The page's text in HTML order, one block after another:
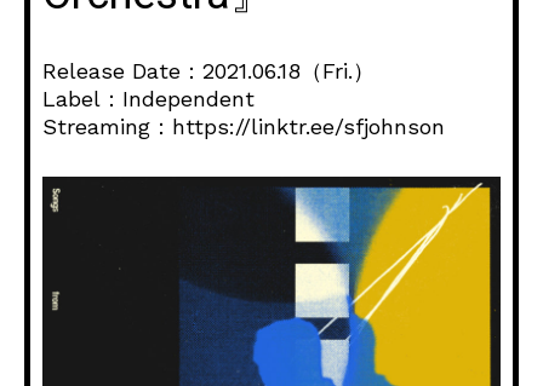
Release Date：2021.06.18（Fri.）
Label：Independent
Streaming：https://linktr.ee/sfjohnson